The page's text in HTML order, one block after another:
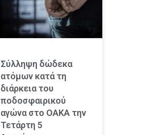
Σύλληψη δώδεκα
ατόμων κατά τη
διάρκεια του
ποδοσφαιρικού
αγώνα στο ΟΑΚΑ την
Τετάρτη 5